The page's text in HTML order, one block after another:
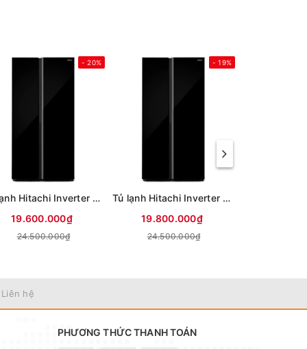
- 20%
Tủ lạnh Hitachi Inverter 653 lít Side By Side HRSN9713ESAUVN (Mới 2026)
19.600.000₫
24.500.000₫
- 19%
Tủ lạnh Hitachi Inverter 656 lít Side By Side HRSN9713ESUVN (Mới 2026)
19.800.000₫
24.500.000₫
hệ
PHƯƠNG THỨC THANH TOÁN